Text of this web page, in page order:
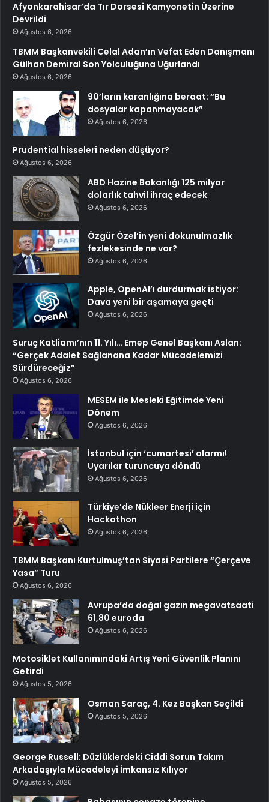
Afyonkarahisar’da Tır Dorsesi Kamyonetin Üzerine
Devrildi
Ağustos 6, 2026
TBMM Başkanvekili Celal Adan’ın Vefat Eden Danışmanı
Gülhan Demiral Son Yolculuğuna Uğurlandı
Ağustos 6, 2026
90’ların karanlığına beraat: “Bu
dosyalar kapanmayacak”
Ağustos 6, 2026
Prudential hisseleri neden düşüyor?
Ağustos 6, 2026
ABD Hazine Bakanlığı 125 milyar
dolarlık tahvil ihraç edecek
Ağustos 6, 2026
Özgür Özel’in yeni dokunulmazlık
fezlekesinde ne var?
Ağustos 6, 2026
Apple, OpenAI’ı durdurmak istiyor:
Dava yeni bir aşamaya geçti
Ağustos 6, 2026
Suruç Katliamı’nın 11. Yılı… Emep Genel Başkanı Aslan:
“Gerçek Adalet Sağlanana Kadar Mücadelemizi
Sürdüreceğiz”
Ağustos 6, 2026
MESEM ile Mesleki Eğitimde Yeni
Dönem
Ağustos 6, 2026
İstanbul için ‘cumartesi’ alarmı!
Uyarılar turuncuya döndü
Ağustos 6, 2026
Türkiye’de Nükleer Enerji için
Hackathon
Ağustos 6, 2026
TBMM Başkanı Kurtulmuş’tan Siyasi Partilere “Çerçeve
Yasa” Turu
Ağustos 6, 2026
Avrupa’da doğal gazın megavatsaati
61,80 euroda
Ağustos 6, 2026
Motosiklet Kullanımındaki Artış Yeni Güvenlik Planını
Getirdi
Ağustos 5, 2026
Osman Saraç, 4. Kez Başkan Seçildi
Ağustos 5, 2026
George Russell: Düzlüklerdeki Ciddi Sorun Takım
Arkadaşıyla Mücadeleyi İmkansız Kılıyor
Ağustos 5, 2026